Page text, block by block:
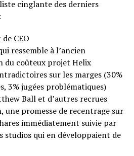
cinglante des derniers
CEO
ressemble à l’ancien
du coûteux projet Helix
sur les marges (30%
3% jugées problématiques)
Ball et d’autres recrues
une promesse de recentrage sur
immédiatement suivie par
studios qui en développaient de